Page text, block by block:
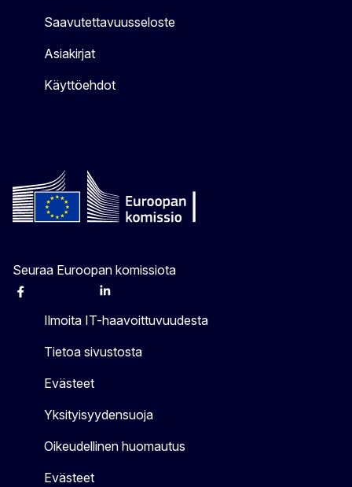
Saavutettavuusseloste
Asiakirjat
Käyttöehdot
Seuraa Euroopan komissiota
Facebook Linkedin
Ilmoita IT-haavoittuvuudesta
Tietoa sivustosta
Evästeet
Yksityisyydensuoja
Oikeudellinen huomautus
Evästeet